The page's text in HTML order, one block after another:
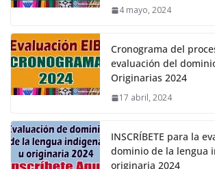
4 mayo, 2024
Cronograma del
evaluación del
Originarias 2024
17 abril, 2024
INSCRÍBETE para la
dominio de la lengua
originaria 2024